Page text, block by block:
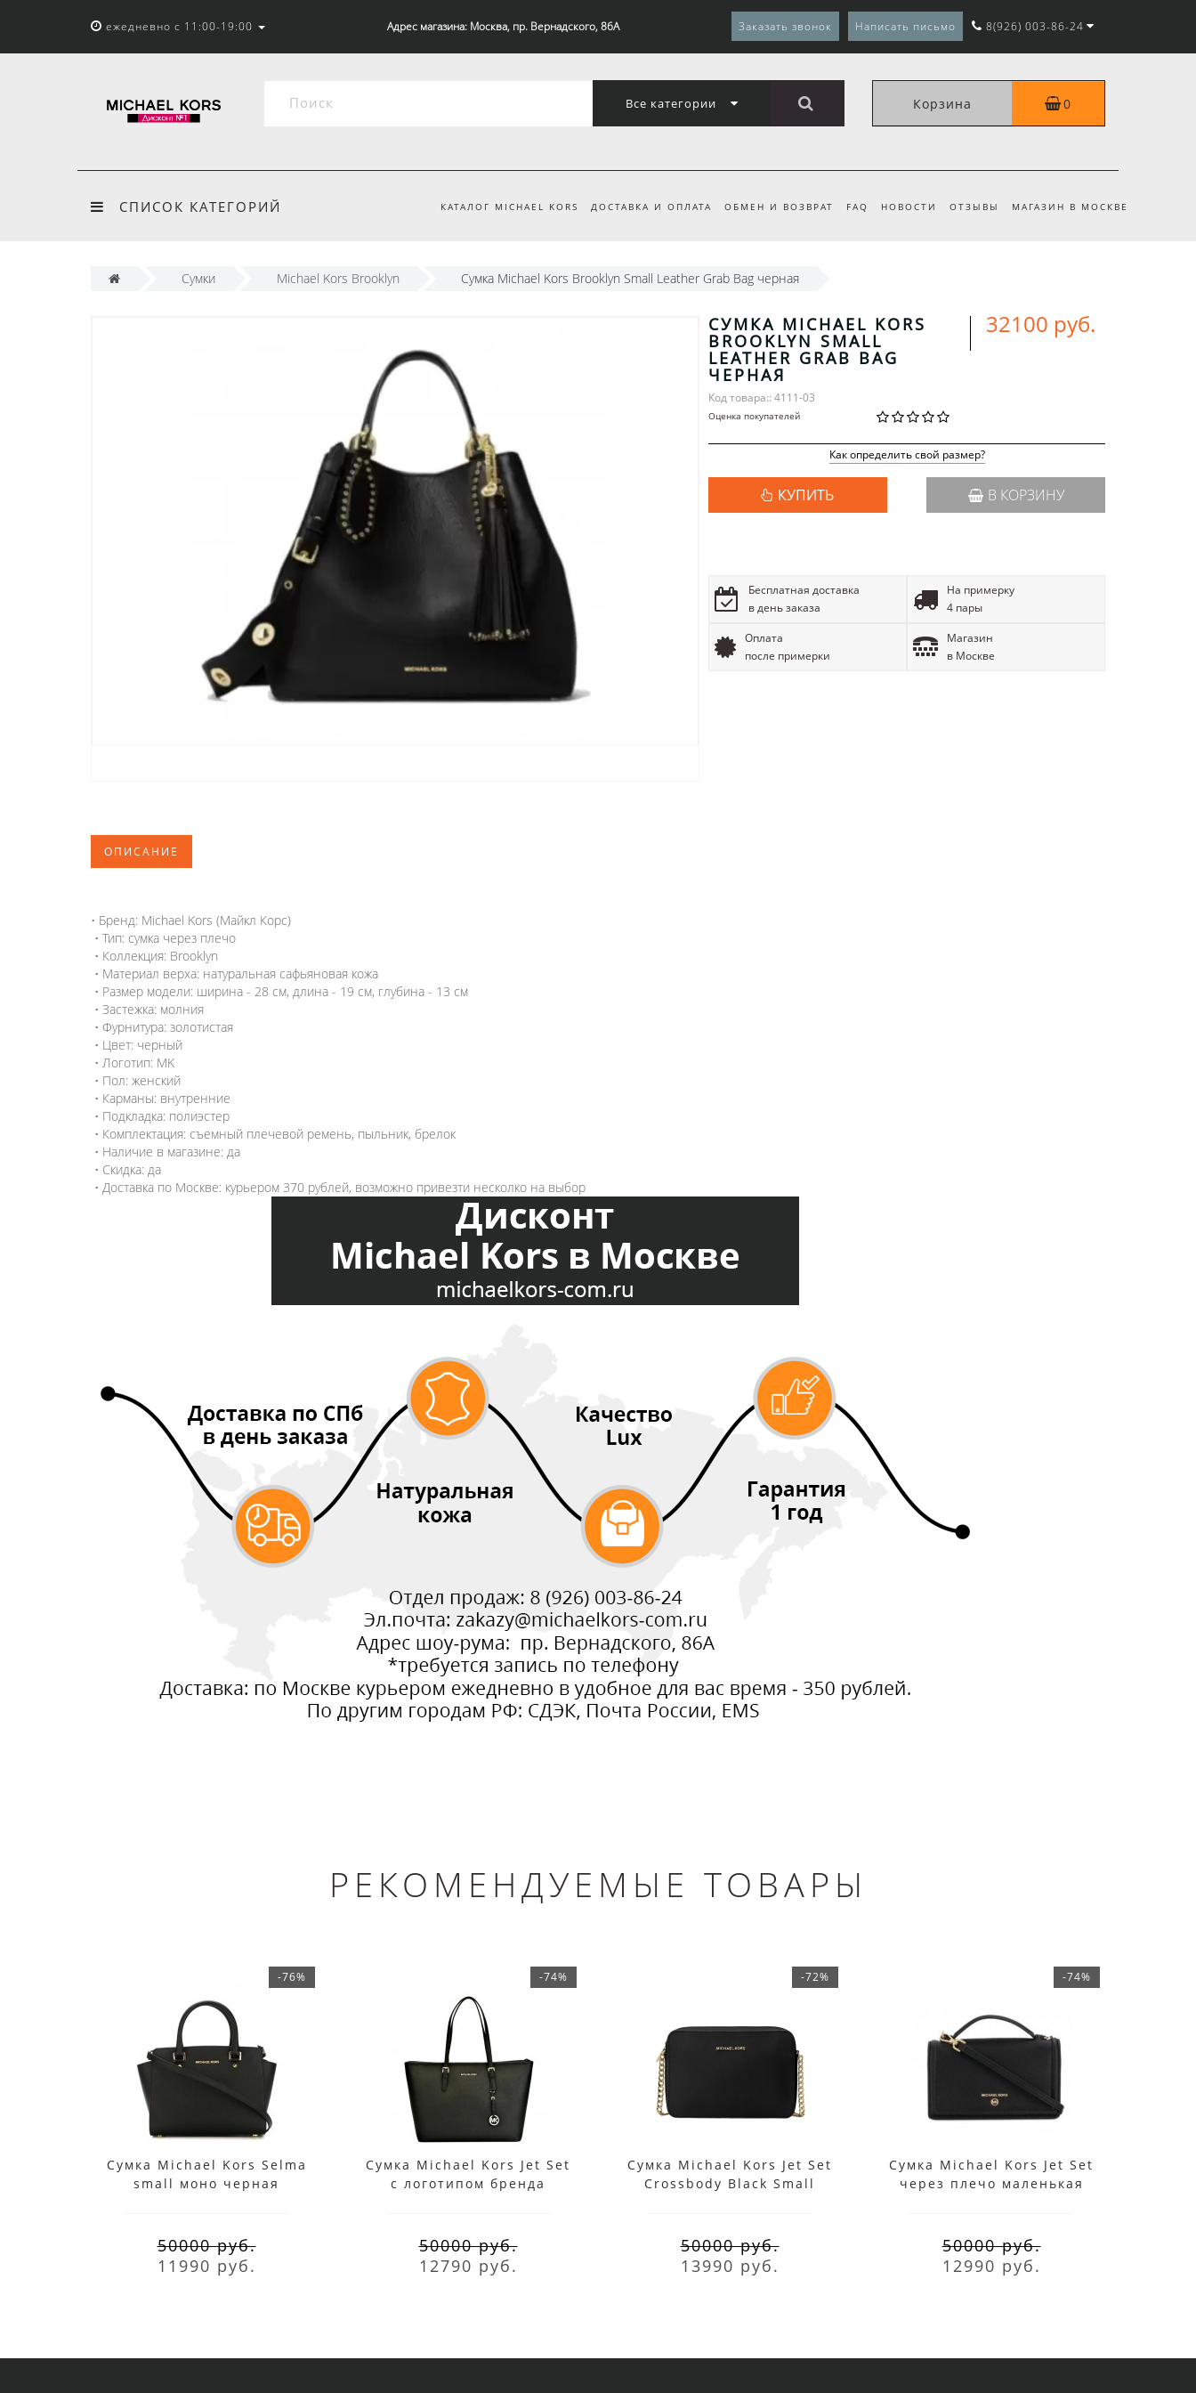
ежедневно с 11:00-19:00 Адрес магазина: Москва, пр. Вернадского, 86А Заказать звонок Написать письмо 8(926) 003-86-24
Все категории Корзина 0
СПИСОК КАТЕГОРИЙ КАТАЛОГ MICHAEL KORS ДОСТАВКА И ОПЛАТА ОБМЕН И ВОЗВРАТ FAQ НОВОСТИ ОТЗЫВЫ МАГАЗИН В МОСКВЕ
Сумки Michael Kors Brooklyn Сумка Michael Kors Brooklyn Small Leather Grab Bag черная
СУМКА MICHAEL KORS
BROOKLYN SMALL
LEATHER GRAB BAG
ЧЕРНАЯ
Код товара:: 4111-03
Оценка покупателей
32100 руб.
Как определить свой размер?
КУПИТЬ В КОРЗИНУ
Бесплатная доставка
в день заказа
На примерку
4 пары
Оплата
после примерки
Магазин
в Москве
ОПИСАНИЕ
• Бренд: Michael Kors (Майкл Корс)
• Тип: сумка через плечо
• Коллекция: Brooklyn
• Материал верха: натуральная сафьяновая кожа
• Размер модели: ширина - 28 см, длина - 19 см, глубина - 13 см
• Застежка: молния
• Фурнитура: золотистая
• Цвет: черный
• Логотип: MK
• Пол: женский
• Карманы: внутренние
• Подкладка: полиэстер
• Комплектация: съемный плечевой ремень, пыльник, брелок
• Наличие в магазине: да
• Скидка: да
• Доставка по Москве: курьером 370 рублей, возможно привезти несколко на выбор
РЕКОМЕНДУЕМЫЕ ТОВАРЫ
-76%
Сумка Michael Kors Selma
small моно черная
50000 руб.
11990 руб.
-74%
Сумка Michael Kors Jet Set
с логотипом бренда
50000 руб.
12790 руб.
-72%
Сумка Michael Kors Jet Set
Crossbody Black Small
50000 руб.
13990 руб.
-74%
Сумка Michael Kors Jet Set
через плечо маленькая
50000 руб.
12990 руб.